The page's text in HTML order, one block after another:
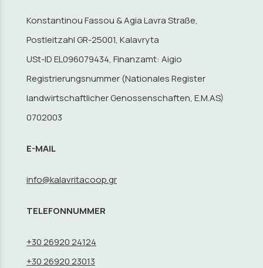
Konstantinou Fassou & Agia Lavra Straße,
Postleitzahl GR-25001, Kalavryta
USt-ID EL096079434, Finanzamt: Aigio
Registrierungsnummer (Nationales Register
landwirtschaftlicher Genossenschaften, E.M.AS)
0702003
E-MAIL
info@kalavritacoop.gr
TELEFONNUMMER
+30 26920 24124
+30 26920 23013